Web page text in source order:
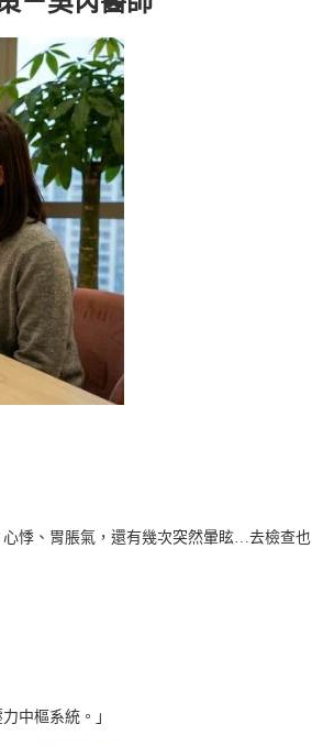
心悸、胃脹氣，還有幾次突然暈眩…去檢查也
中樞系統。」